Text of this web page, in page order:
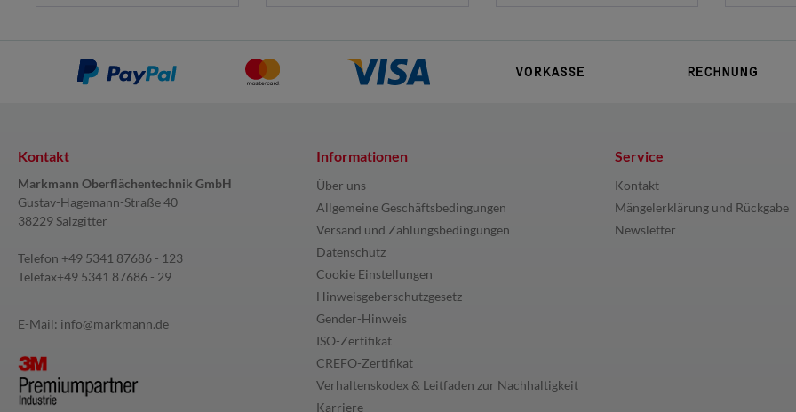
Kontakt
Markmann Oberflächentechnik GmbH
Gustav-Hagemann-Straße 40
38229 Salzgitter
Telefon +49 5341 87686 - 123
Telefax+49 5341 87686 - 29
E-Mail: info@markmann.de
Informationen
Über uns
Allgemeine Geschäftsbedingungen
Versand und Zahlungsbedingungen
Datenschutz
Cookie Einstellungen
Hinweisgeberschutzgesetz
Gender-Hinweis
ISO-Zertifikat
CREFO-Zertifikat
Verhaltenskodex & Leitfaden zur Nachhaltigkeit
Karriere
Service
Kontakt
Mängelerklärung und Rückgabe
Newsletter